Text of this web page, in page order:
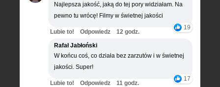
Najlepsza jakość, jaką do tej pory widziałam. Na
pewno tu wrócę! Filmy w świetnej jakości
19
Lubie to! Odpowiedz
12 godz.
Rafał Jabłoński
W końcu coś, co działa bez zarzutów i w świetnej
jakości. Super!
17
Lubie to! Odpowiedz
11 godz.